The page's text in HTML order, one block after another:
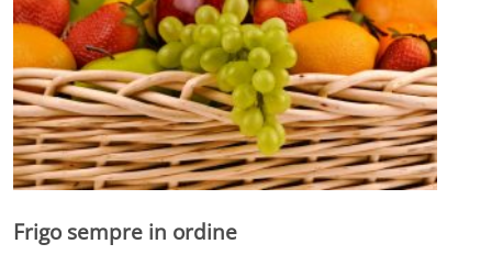
Frigo sempre in ordine